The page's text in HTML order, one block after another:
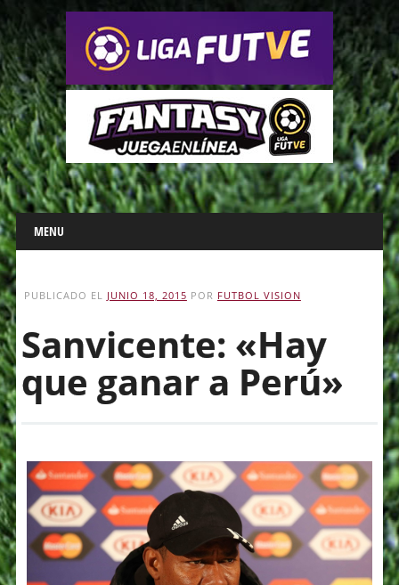
Main menu
Skip
to
content
MENU
PUBLICADO EL JUNIO 18, 2015 POR FUTBOL VISION
Sanvicente: «Hay
que ganar a Perú»